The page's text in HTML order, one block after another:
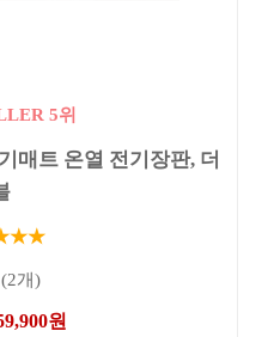
5위
매트 온열 전기장판, 더
개)
원